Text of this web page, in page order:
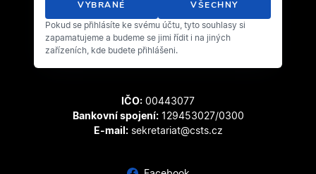
Český svaz tanečního sportu
Zátopkova 100/2
169 00 Praha 6 - Břevnov
IČO: 00443077
Bankovní spojení:129453027/0300
E-mail:sekretariat@csts.cz
VYBRANÉ VŠECHNY
Pokud se přihlásíte ke svému účtu, tyto souhlasy si
zapamatujeme a budeme se jimi řídit i na jiných
zařízeních, kde budete přihlášeni.